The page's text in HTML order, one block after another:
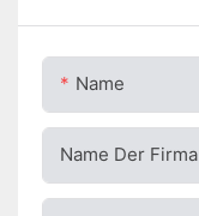
Name
Name Der Firma